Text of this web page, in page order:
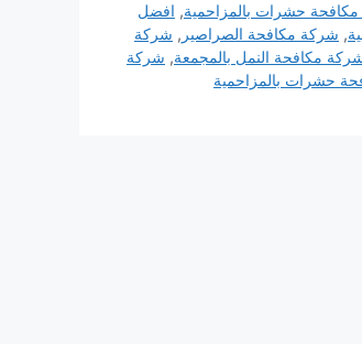
حشرات بالمزاحمية, افضل
, شركة مكافحة الصراصير , شركة
مكافحة النمل بالمجمعة, شركة
حشرات بالمزاحمية